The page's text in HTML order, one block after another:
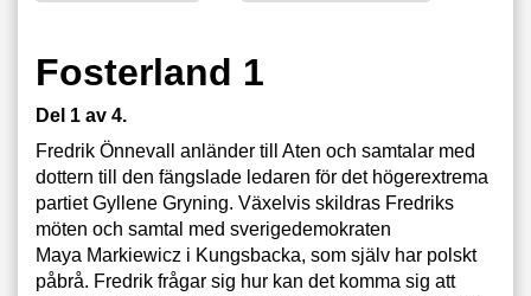
Fosterland 1
Del 1 av 4.
Fredrik Önnevall anländer till Aten och samtalar med
dottern till den fängslade ledaren för det högerextrema
partiet Gyllene Gryning. Växelvis skildras Fredriks
möten och samtal med sverigedemokraten
Maya Markiewicz i Kungsbacka, som själv har polskt
påbrå. Fredrik frågar sig hur kan det komma sig att